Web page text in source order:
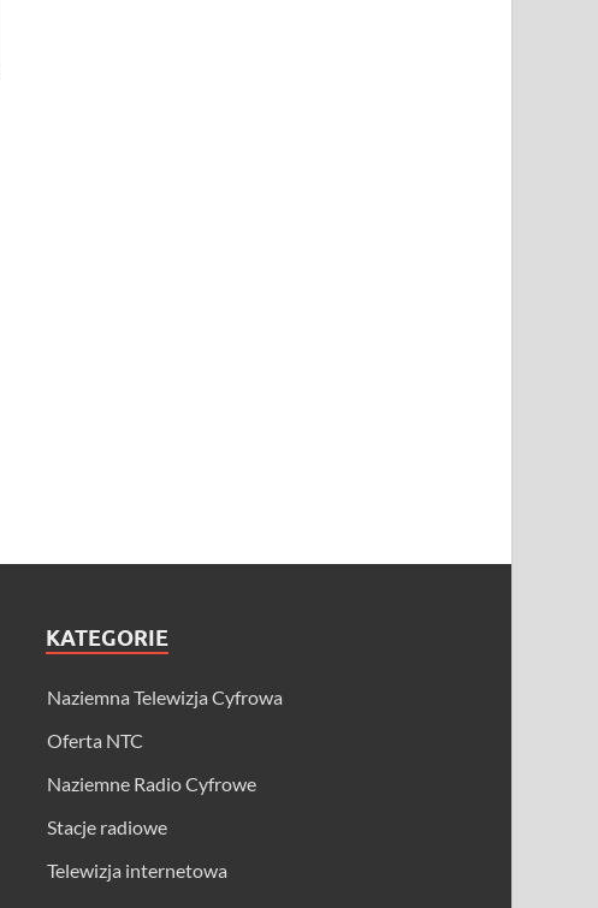
KATEGORIE
Naziemna Telewizja Cyfrowa
Oferta NTC
Naziemne Radio Cyfrowe
Stacje radiowe
Telewizja internetowa